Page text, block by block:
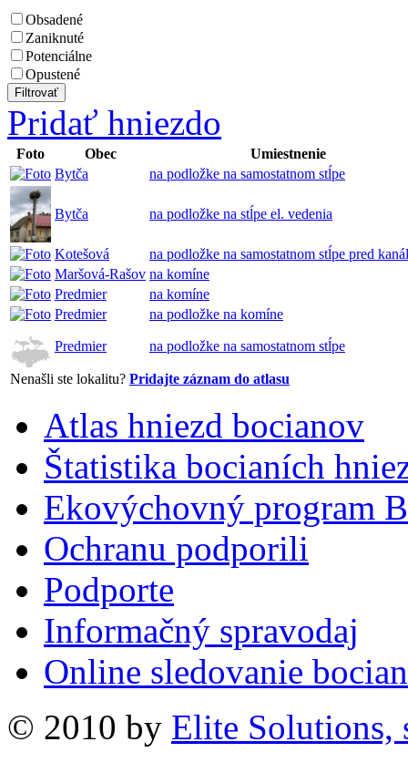
Obsadené
Zaniknuté
Potenciálne
Opustené
Pridať hniezdo
Foto Obec
Umiestnenie
Bytča
na podložke na samostatnom stĺpe
Bytča na podložke na stĺpe el. vedenia
Kotešová
na podložke na samostatnom stĺpe pred
Maršová-Rašov na komíne
Predmier
na komíne
Predmier
na podložke na komíne
Predmier na podložke na samostatnom stĺpe
Nenašli ste lokalitu? Pridajte záznam do atlasu
Atlas hniezd bocianov
Štatistika bocianích
Ekovýchovný program
Ochranu podporili
Podporte
Informačný spravodaj
Online sledovanie
© 2010 by Elite Solutions,